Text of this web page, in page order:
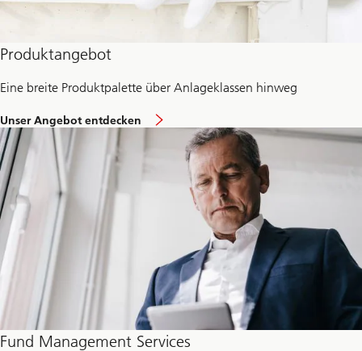
Produktangebot
Eine breite Produktpalette über Anlageklassen hinweg
Unser Angebot entdecken
b
u
k
t
a
n
e
Fund Management Services